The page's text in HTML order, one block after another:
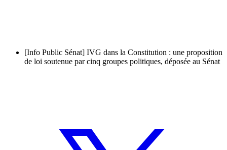
[Info Public Sénat] IVG dans la Constitution : une proposition
de loi soutenue par cinq groupes politiques, déposée au Sénat